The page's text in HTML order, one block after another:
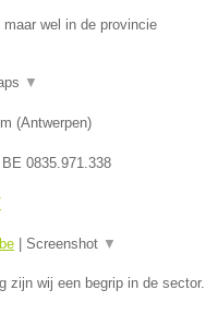
wel in de provincie
▼
(Antwerpen)
BE 0835.971.338
Screenshot ▼
zijn wij een begrip in de sector.